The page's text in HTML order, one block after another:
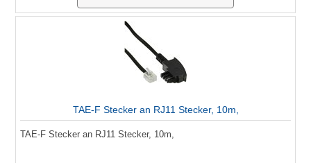
TAE-F Stecker an RJ11 Stecker, 10m,
TAE-F Stecker an RJ11 Stecker, 10m,